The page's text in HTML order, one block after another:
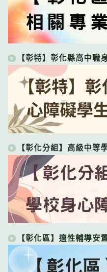
【彰特】彰化縣高中職
【彰化分組】高級中等
【彰化區】適性輔導安